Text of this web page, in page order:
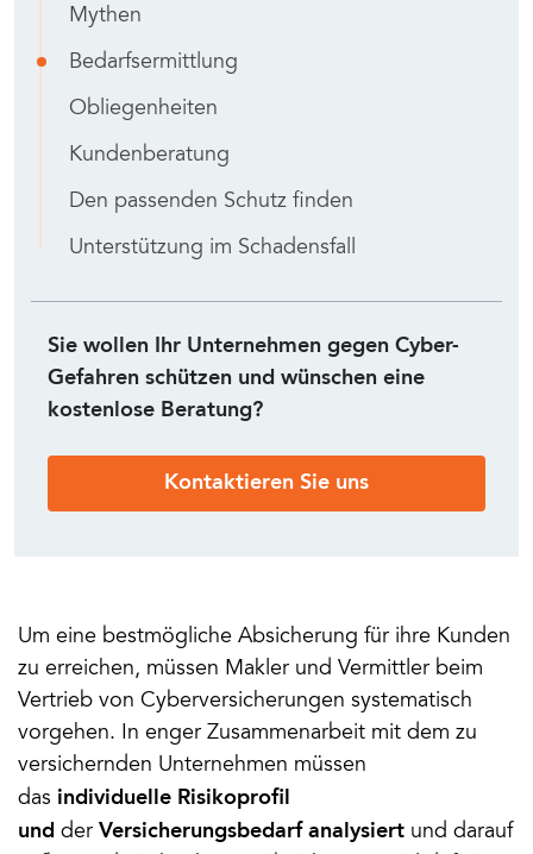
Mythen
Bedarfsermittlung
Obliegenheiten
Kundenberatung
Den passenden Schutz finden
Unterstützung im Schadensfall
Sie wollen Ihr Unternehmen gegen Cyber-
Gefahren schützen und wünschen eine
kostenlose Beratung?
Kontaktieren Sie uns
Um eine bestmögliche Absicherung für ihre Kunden
zu erreichen, müssen Makler und Vermittler beim
Vertrieb von Cyberversicherungen systematisch
vorgehen. In enger Zusammenarbeit mit dem zu
versichernden Unternehmen müssen
das individuelle Risikoprofil
und der Versicherungsbedarf analysiert und darauf